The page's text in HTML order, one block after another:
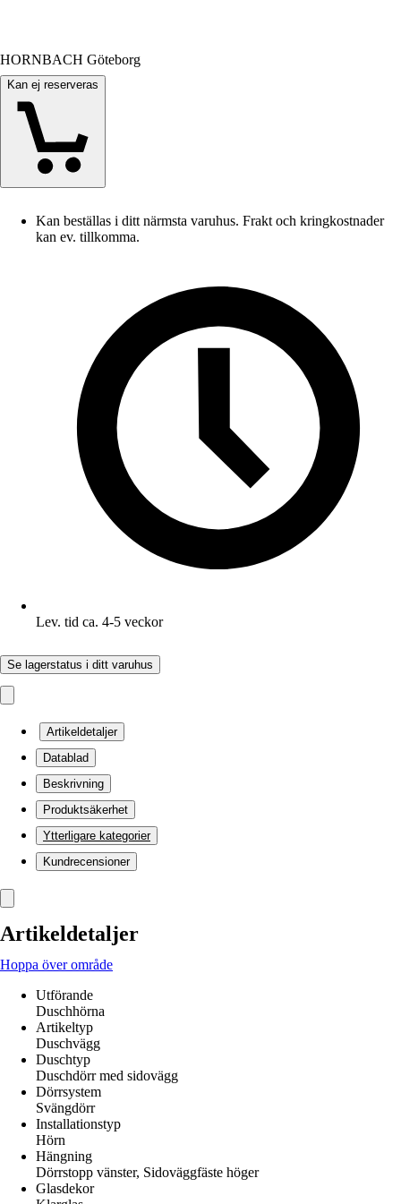
HORNBACH Göteborg
Kan ej reserveras
Kan beställas i ditt närmsta varuhus. Frakt och kringkostnader
kan ev. tillkomma.
Lev. tid ca. 4-5 veckor
Se lagerstatus i ditt varuhus
Artikeldetaljer
Datablad
Beskrivning
Produktsäkerhet
Ytterligare kategorier
Kundrecensioner
Artikeldetaljer
Hoppa över område
Utförande
Duschhörna
Artikeltyp
Duschvägg
Duschtyp
Duschdörr med sidovägg
Dörrsystem
Svängdörr
Installationstyp
Hörn
Hängning
Dörrstopp vänster, Sidoväggfäste höger
Glasdekor